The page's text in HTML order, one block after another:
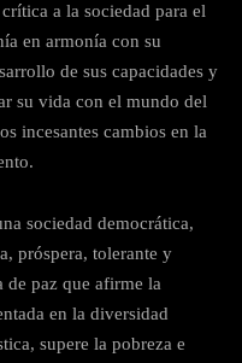
a la sociedad para el
en armonía con su
de sus capacidades y
su vida con el mundo del
incesantes cambios en la
sociedad democrática,
próspera, tolerante y
de paz que afirme la
en la diversidad
supere la pobreza e